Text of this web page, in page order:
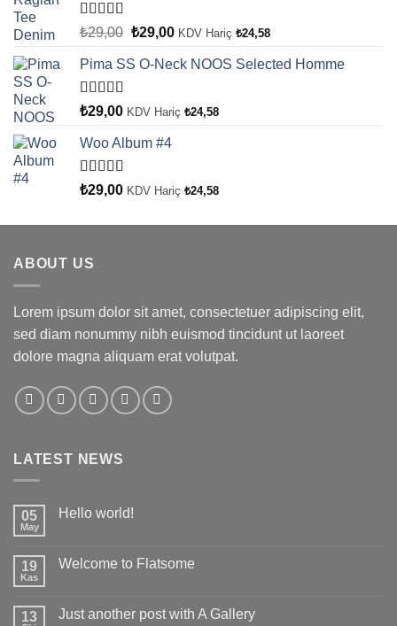
5 üzerinden
oy aldı
₺29,00 Orijinal
₺29,00.
₺29,00Şu
fiyat:
KDV Hariç ₺24,58
Pima SS O-Neck NOOS Selected Homme
5 üzerinden
oy aldı
₺29,00 KDV Hariç ₺24,58
Woo Album #4
5 üzerinden
oy aldı
₺29,00 KDV Hariç ₺24,58
ABOUT US
Lorem ipsum dolor sit amet, consectetuer adipiscing elit,
sed diam nonummy nibh euismod tincidunt ut laoreet
dolore magna aliquam erat volutpat.
LATEST NEWS
05
May
Hello world!
world!
19
Kas
Welcome to Flatsome
to
13 Just another post with A Gallery